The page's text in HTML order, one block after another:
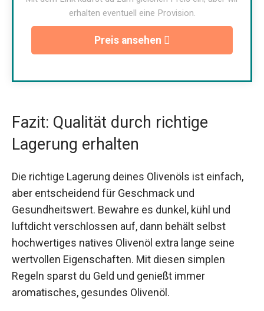
erhalten eventuell eine Provision.
Preis ansehen
Fazit: Qualität durch richtige
Lagerung erhalten
Die richtige Lagerung deines Olivenöls ist einfach,
aber entscheidend für Geschmack und
Gesundheitswert. Bewahre es dunkel, kühl und
luftdicht verschlossen auf, dann behält selbst
hochwertiges natives Olivenöl extra lange seine
wertvollen Eigenschaften. Mit diesen simplen
Regeln sparst du Geld und genießt immer
aromatisches, gesundes Olivenöl.